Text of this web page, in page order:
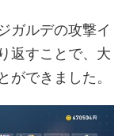
ガルデの攻撃イ
返すことで、大
ができました。